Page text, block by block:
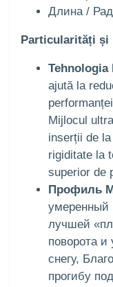
Длина /
Particularități și
Tehnologia
ajută la
Mijlocul
inserții de
rigiditate la
superior de
Профиль
умеренный
лучшей
поворота
снегу,
прогибу